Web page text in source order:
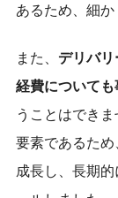
あるため、細か
また、 デリバ
経費について
うことはでき
要素であるた
成長し、長期